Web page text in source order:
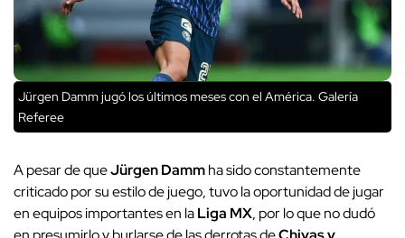
Jürgen Damm jugó los últimos meses con el América. Galería
Referee
A pesar de queJürgen Dammha sido constantemente
criticado por su estilo de juego, tuvo la oportunidad de jugar
en equipos importantes en laLiga MX, por lo que no dudó